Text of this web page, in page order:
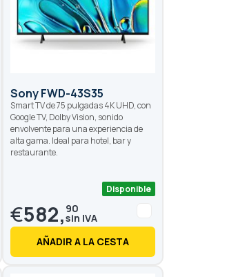
Sony FWD-43S35
Smart TV de 75 pulgadas 4K UHD, con
Google TV, Dolby Vision, sonido
envolvente para una experiencia de
alta gama. Ideal para hotel, bar y
restaurante.
Disponible
€582,90
AÑADIR A LA CESTA